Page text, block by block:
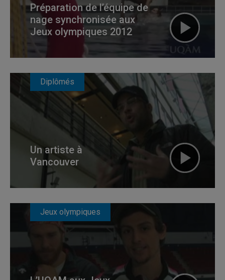
Préparation de l’équipe de
nage synchronisée aux
Jeux olympiques 2012
Diplômés
Un artiste à
Vancouver
Jeux olympiques